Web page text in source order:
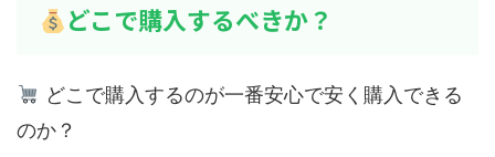
どこで購入するべきか？
どこで購入するのが一番安心で安く購入できる
のか？